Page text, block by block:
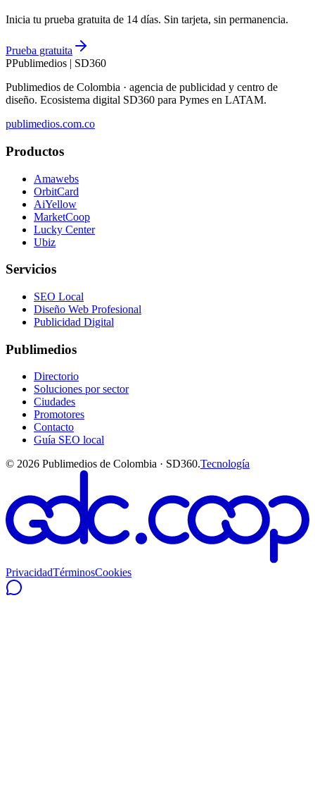
Inicia tu prueba gratuita de 14 días. Sin tarjeta, sin permanencia.
Prueba gratuita
PPublimedios | SD360
Publimedios de Colombia · agencia de publicidad y centro de
diseño. Ecosistema digital SD360 para Pymes en LATAM.
publimedios.com.co
Productos
Amawebs
OrbitCard
AiYellow
MarketCoop
Lucky Center
Ubiz
Servicios
SEO Local
Diseño Web Profesional
Publicidad Digital
Publimedios
Directorio
Soluciones por sector
Ciudades
Promotores
Contacto
Guía SEO local
© 2026 Publimedios de Colombia · SD360.Tecnología
PrivacidadTérminosCookies